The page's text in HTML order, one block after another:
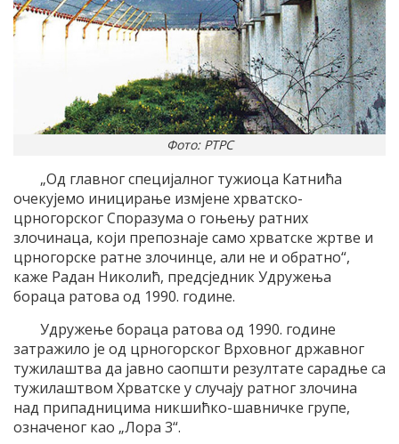
Фото: РТРС
„Од главног специјалног тужиоца Катнића
очекујемо иницирање измјене хрватско-
црногорског Споразума о гоњењу ратних
злочинаца, који препознаје само хрватске жртве и
црногорске ратне злочинце, али не и обратно“,
каже Радан Николић, предсједник Удружења
бораца ратова од 1990. године.
Удружење бораца ратова од 1990. године
затражило је од црногорског Врховног државног
тужилаштва да јавно саопшти резултате сарадње са
тужилаштвом Хрватске у случају ратног злочина
над припадницима никшићко-шавничке групе,
означеног као „Лора 3“.